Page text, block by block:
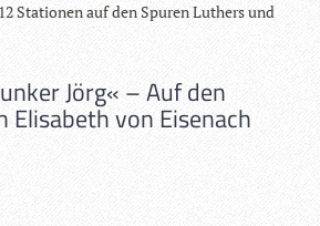
Sta­tio­nen auf den Spu­ren Luthers und
Jörg« – Auf den
von Eisenach